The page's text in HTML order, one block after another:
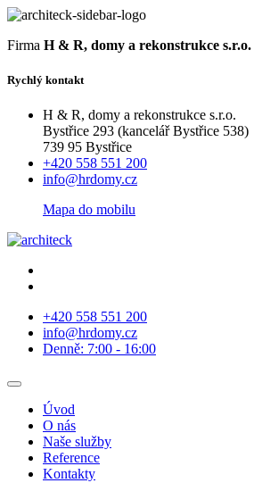
Firma H & R, domy a rekonstrukce s.r.o.
Rychlý kontakt
H & R, domy a rekonstrukce s.r.o.
Bystřice 293 (kancelář Bystřice 538)
739 95 Bystřice
+420 558 551 200
info@hrdomy.cz
Mapa do mobilu
+420 558 551 200
info@hrdomy.cz
Denně: 7:00 - 16:00
Úvod
O nás
Naše služby
Reference
Kontakty